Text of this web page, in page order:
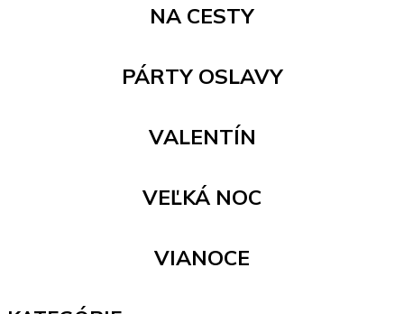
NA CESTY
PÁRTY OSLAVY
VALENTÍN
VEĽKÁ NOC
VIANOCE